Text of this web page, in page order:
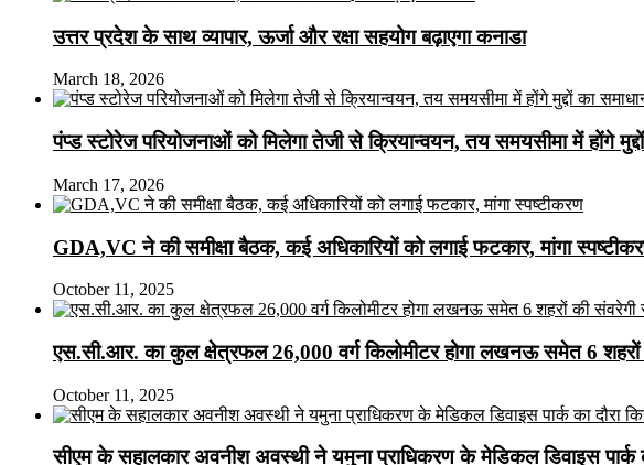
उत्तर प्रदेश के साथ व्यापार, ऊर्जा और रक्षा सहयोग बढ़ाएगा कनाडा
March 18, 2026
पंप्ड स्टोरेज परियोजनाओं को मिलेगा तेजी से क्रियान्वयन, तय समयसीमा में होंगे
March 17, 2026
GDA,VC ने की समीक्षा बैठक, कई अधिकारियों को लगाई फटकार, मांगा
October 11, 2025
एस.सी.आर. का कुल क्षेत्रफल 26,000 वर्ग किलोमीटर होगा लखनऊ समेत 6
October 11, 2025
सीएम के सहालकार अवनीश अवस्थी ने यमुना प्राधिकरण के मेडिकल डिवाइस पार्क का